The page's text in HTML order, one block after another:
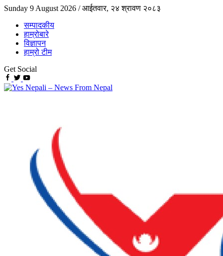
Sunday 9 August 2026 /आईतवार, २४ श्रावण २०८३
सम्पादकीय
हाम्रोबारे
विज्ञापन
हाम्रो टीम
Get Social